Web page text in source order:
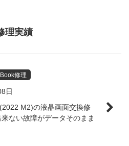
理実績
修理
日
M2)の液晶画面交換修
ない故障がデータそのまま